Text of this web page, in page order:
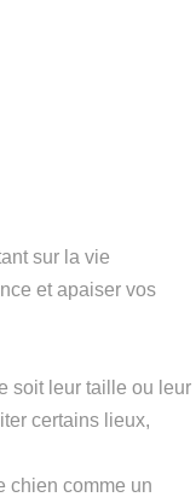
sur la vie
et apaiser vos
soit leur taille ou leur
certains lieux,
chien comme un